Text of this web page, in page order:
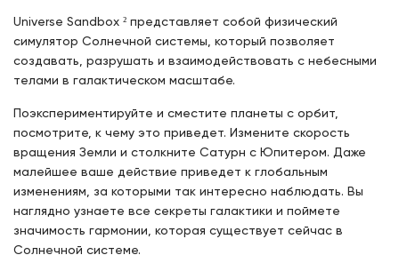
Universe Sandbox ² представляет собой физический
симулятор Солнечной системы, который позволяет
создавать, разрушать и взаимодействовать с небесными
телами в галактическом масштабе.
Поэкспериментируйте и сместите планеты с орбит,
посмотрите, к чему это приведет. Измените скорость
вращения Земли и столкните Сатурн с Юпитером. Даже
малейшее ваше действие приведет к глобальным
изменениям, за которыми так интересно наблюдать. Вы
наглядно узнаете все секреты галактики и поймете
значимость гармонии, которая существует сейчас в
Солнечной системе.